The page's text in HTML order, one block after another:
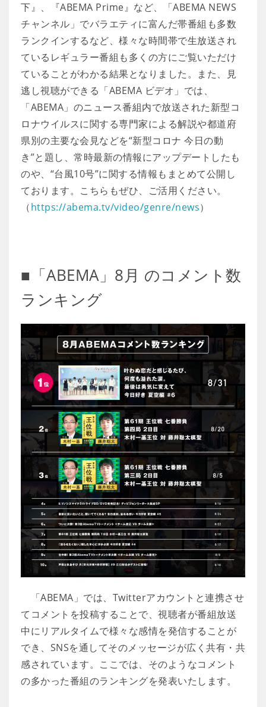
下』、『ABEMA Prime』など、「ABEMA NEWS
チャンネル」でバラエティに富んだ帯番組も多数
ランクインするなど、様々な時間帯で生放送され
ているレギュラー番組も多くの方にご覧いただけ
ていることがわかる結果となりました。また、見
逃し視聴ができる「ABEMA ビデオ」では、
「ABEMA」のニュース番組内で放送された新型コ
ロナウイルスに関する専門家による解説や都道府
県別の主要な会見などを“新型コロナ 今日の動
き”と題し、常時最新の情報にアップデートしたも
のや、“台風10号”に関する情報もまとめて公開し
ております。こちらもぜひ、ご活用ください。
（https://abema.tv/video/genre/news）
■「ABEMA」8月 のコメント数
ランキング
「ABEMA」では、Twitterアカウントと連携させ
てコメントを投稿することで、視聴者が番組放送
中にリアルタイムで様々な感情を発信することが
でき、SNSを通してそのメッセージが広く共有・共
感されています。ここでは、そのようなコメント
の多かった番組のランキングを発表いたします。